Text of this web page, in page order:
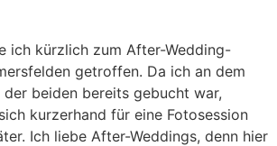
ich kürzlich zum After-Wedding-
getroffen. Da ich an dem
beiden bereits gebucht war,
kurzerhand für eine Fotosession
Ich liebe After-Weddings, denn hier